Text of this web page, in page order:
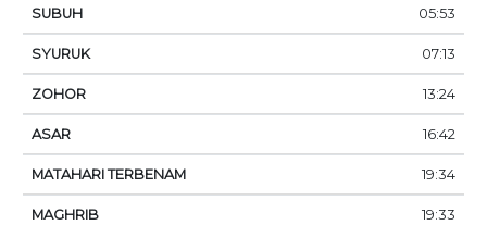
05:53
07:13
13:24
16:42
19:34
19:33